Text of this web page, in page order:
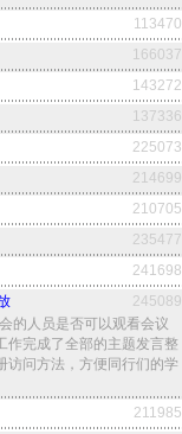
113470
166037
143272
137336
225073
214699
210705
235477
241698
245089
的人员是否可以观看会议
作完成了全部的主题发言整
访问方法，方便同行们的学
211985